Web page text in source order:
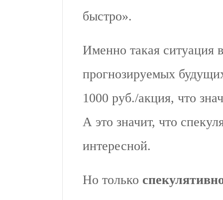
быстро».
Именно такая ситуация
прогнозируемых
1000 руб./акция, что
А это значит, что
интересной.
Но только